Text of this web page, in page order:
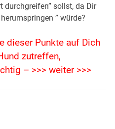
durchgreifen” sollst, da Dir
” würde?
dieser Punkte auf Dich
zutreffen,
– >>> weiter >>>